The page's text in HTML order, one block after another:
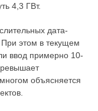
4,3 ГВт.
дата-
При этом в текущем
ввод примерно 10-
объясняется